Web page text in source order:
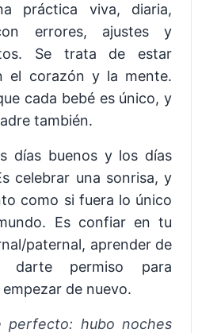
práctica viva, diaria,
errores, ajustes y
Se trata de estar
el corazón y la mente.
cada bebé es único, y
también.
días buenos y los días
celebrar una sonrisa, y
como si fuera lo único
Es confiar en tu
paternal, aprender de
permiso para
de nuevo.
perfecto: hubo noches